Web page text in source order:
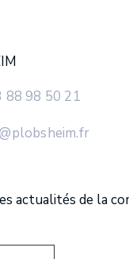
88 98 50 21
actualités de la